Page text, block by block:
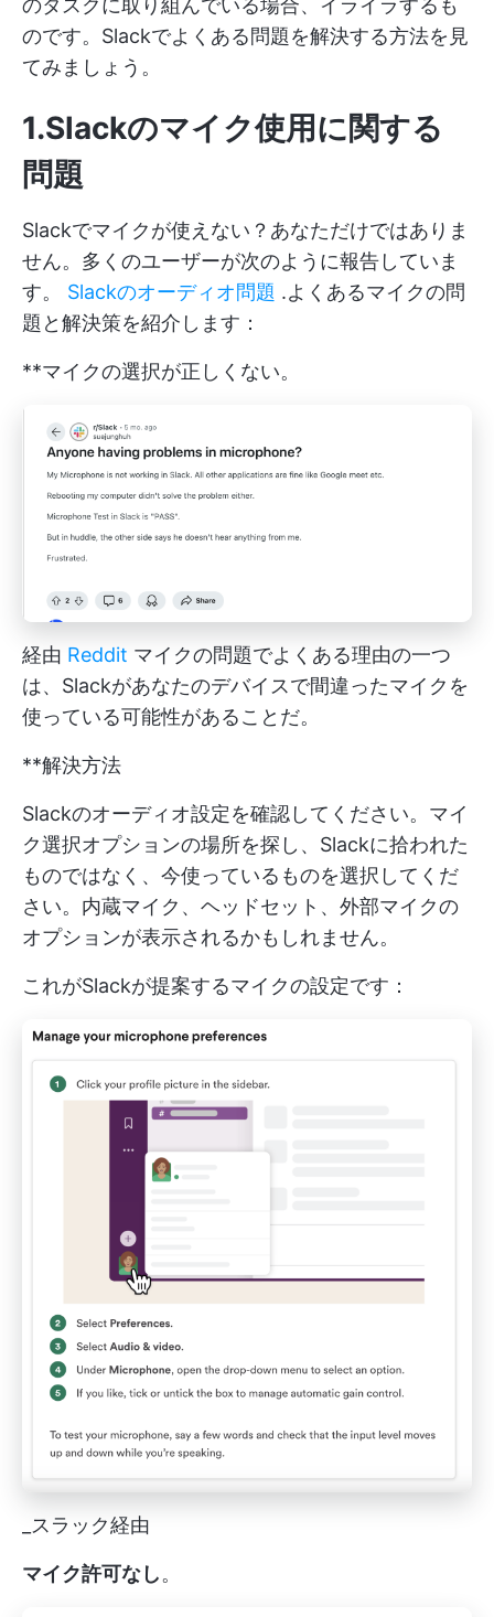
のタスクに取り組んでいる場合、イライラするも
のです。Slackでよくある問題を解決する方法を見
てみましょう。
1.Slackのマイク使用に関する
問題
Slackでマイクが使えない？あなただけではありま
せん。多くのユーザーが次のように報告していま
す。 Slackのオーディオ問題 .よくあるマイクの問
題と解決策を紹介します：
**マイクの選択が正しくない。
経由 Reddit マイクの問題でよくある理由の一つ
は、Slackがあなたのデバイスで間違ったマイクを
使っている可能性があることだ。
**解決方法
Slackのオーディオ設定を確認してください。マイ
ク選択オプションの場所を探し、Slackに拾われた
ものではなく、今使っているものを選択してくだ
さい。内蔵マイク、ヘッドセット、外部マイクの
オプションが表示されるかもしれません。
これがSlackが提案するマイクの設定です：
_スラック経由
マイク許可なし。